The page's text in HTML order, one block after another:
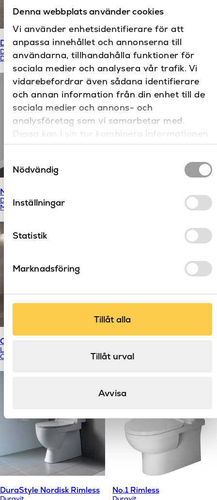
Denna webbplats använder cookies
Vi använder enhetsidentifierare för att
anpassa innehållet och annonserna till
användarna, tillhandahålla funktioner för
sociala medier och analysera vår trafik. Vi
vidarebefordrar även sådana identifierare
och annan information från din enhet till de
sociala medier och annons- och
analysföretag som vi samarbetar med.
Dessa kan i sin tur kombinera informationen
med annan information som du har
tillhandahållit eller som de har samlat in när
du har använt deras tjänster.
Nödvändig
Inställningar
Statistik
Marknadsföring
Tillåt alla
Tillåt urval
Avvisa
DuraStyle
Duravit
Durastyle
Qatego
Duravit
Qatego
ME by Starck Rimless
Duravit
ME by Starck
Classic golvstående toalett
LH
Classic Classic
DuraStyle Nordisk Rimless No.1 Rimless